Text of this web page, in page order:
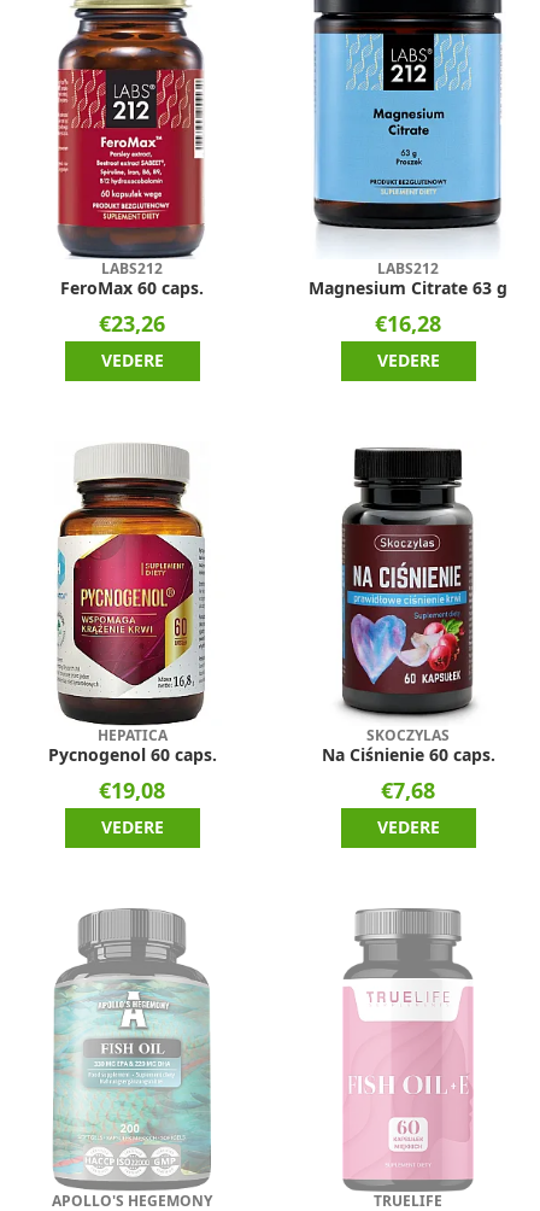
LABS212
FeroMax 60 caps.
€23,26
VEDERE
LABS212
Magnesium Citrate 63 g
€16,28
VEDERE
HEPATICA
Pycnogenol 60 caps.
€19,08
VEDERE
SKOCZYLAS
Na Ciśnienie 60 caps.
€7,68
VEDERE
APOLLO'S HEGEMONY TRUELIFE